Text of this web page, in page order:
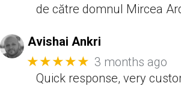
de către domnul Mircea
Avishai Ankri
★★★★★ 3 months ago
Quick response, very